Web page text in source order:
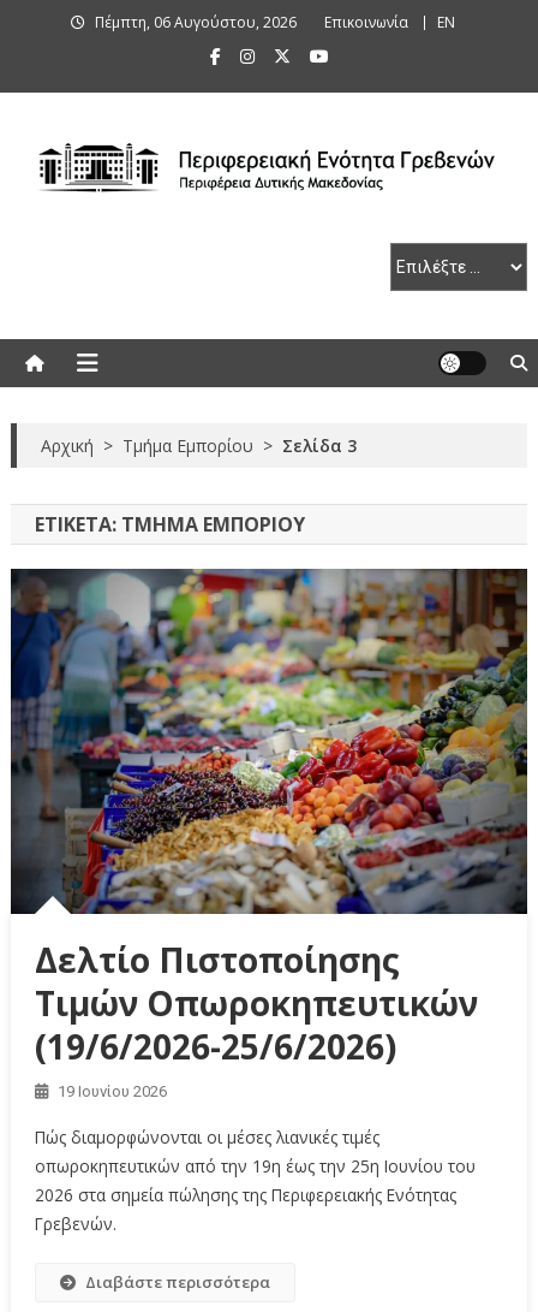
Πέμπτη, 06 Αυγούστου, 2026 Επικοινωνία ΕΝ
Αρχική > Τμήμα Εμπορίου > Σελίδα 3
ΕΤΙΚΈΤΑ: ΤΜΉΜΑ ΕΜΠΟΡΊΟΥ
Δελτίο Πιστοποίησης
Τιμών Οπωροκηπευτικών
(19/6/2026-25/6/2026)
19 Ιουνίου 2026
Πώς διαμορφώνονται οι μέσες λιανικές τιμές
οπωροκηπευτικών από την 19η έως την 25η Ιουνίου του
2026 στα σημεία πώλησης της Περιφερειακής Ενότητας
Γρεβενών.
Διαβάστε περισσότερα